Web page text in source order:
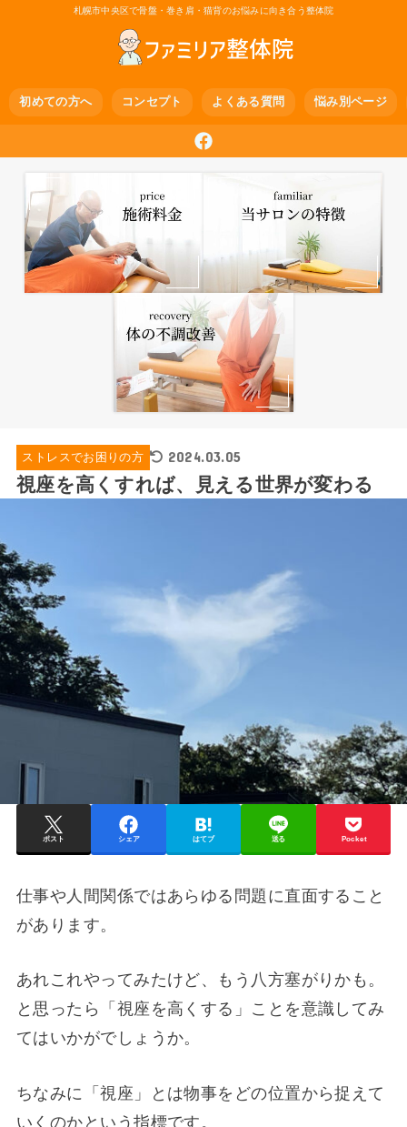
札幌市中央区で骨盤・巻き肩・猫背のお悩みに向き合う整体院
初めての方へ コンセプト よくある質問 悩み別ページ
ストレスでお困りの方 2024.03.05
視座を高くすれば、見える世界が変わる
ポスト シェア はてブ 送る Pocket
仕事や人間関係ではあらゆる問題に直面すること
があります。
あれこれやってみたけど、もう八方塞がりかも。
と思ったら「視座を高くする」ことを意識してみ
てはいかがでしょうか。
ちなみに「視座」とは物事をどの位置から捉えて
いくのかという指標です。